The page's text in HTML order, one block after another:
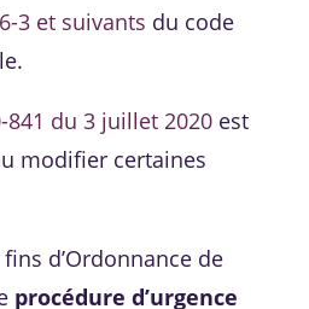
3 et suivants du code
841 du 3 juillet 2020est
modifier certaines
d’Ordonnance de
procédure d’urgence